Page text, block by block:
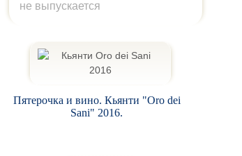
не выпускается
Пятерочка и вино. Кьянти "Oro dei
Sani" 2016.